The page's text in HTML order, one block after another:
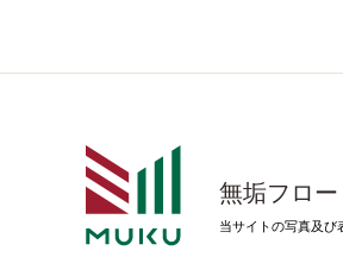
無垢フロ
当サイトの写真及び